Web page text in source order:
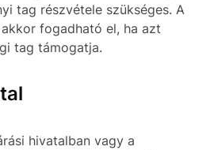
tag részvétele szükséges. A
fogadható el, ha azt
tag támogatja.
hivatalban vagy a